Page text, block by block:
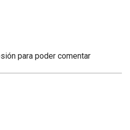
para poder comentar